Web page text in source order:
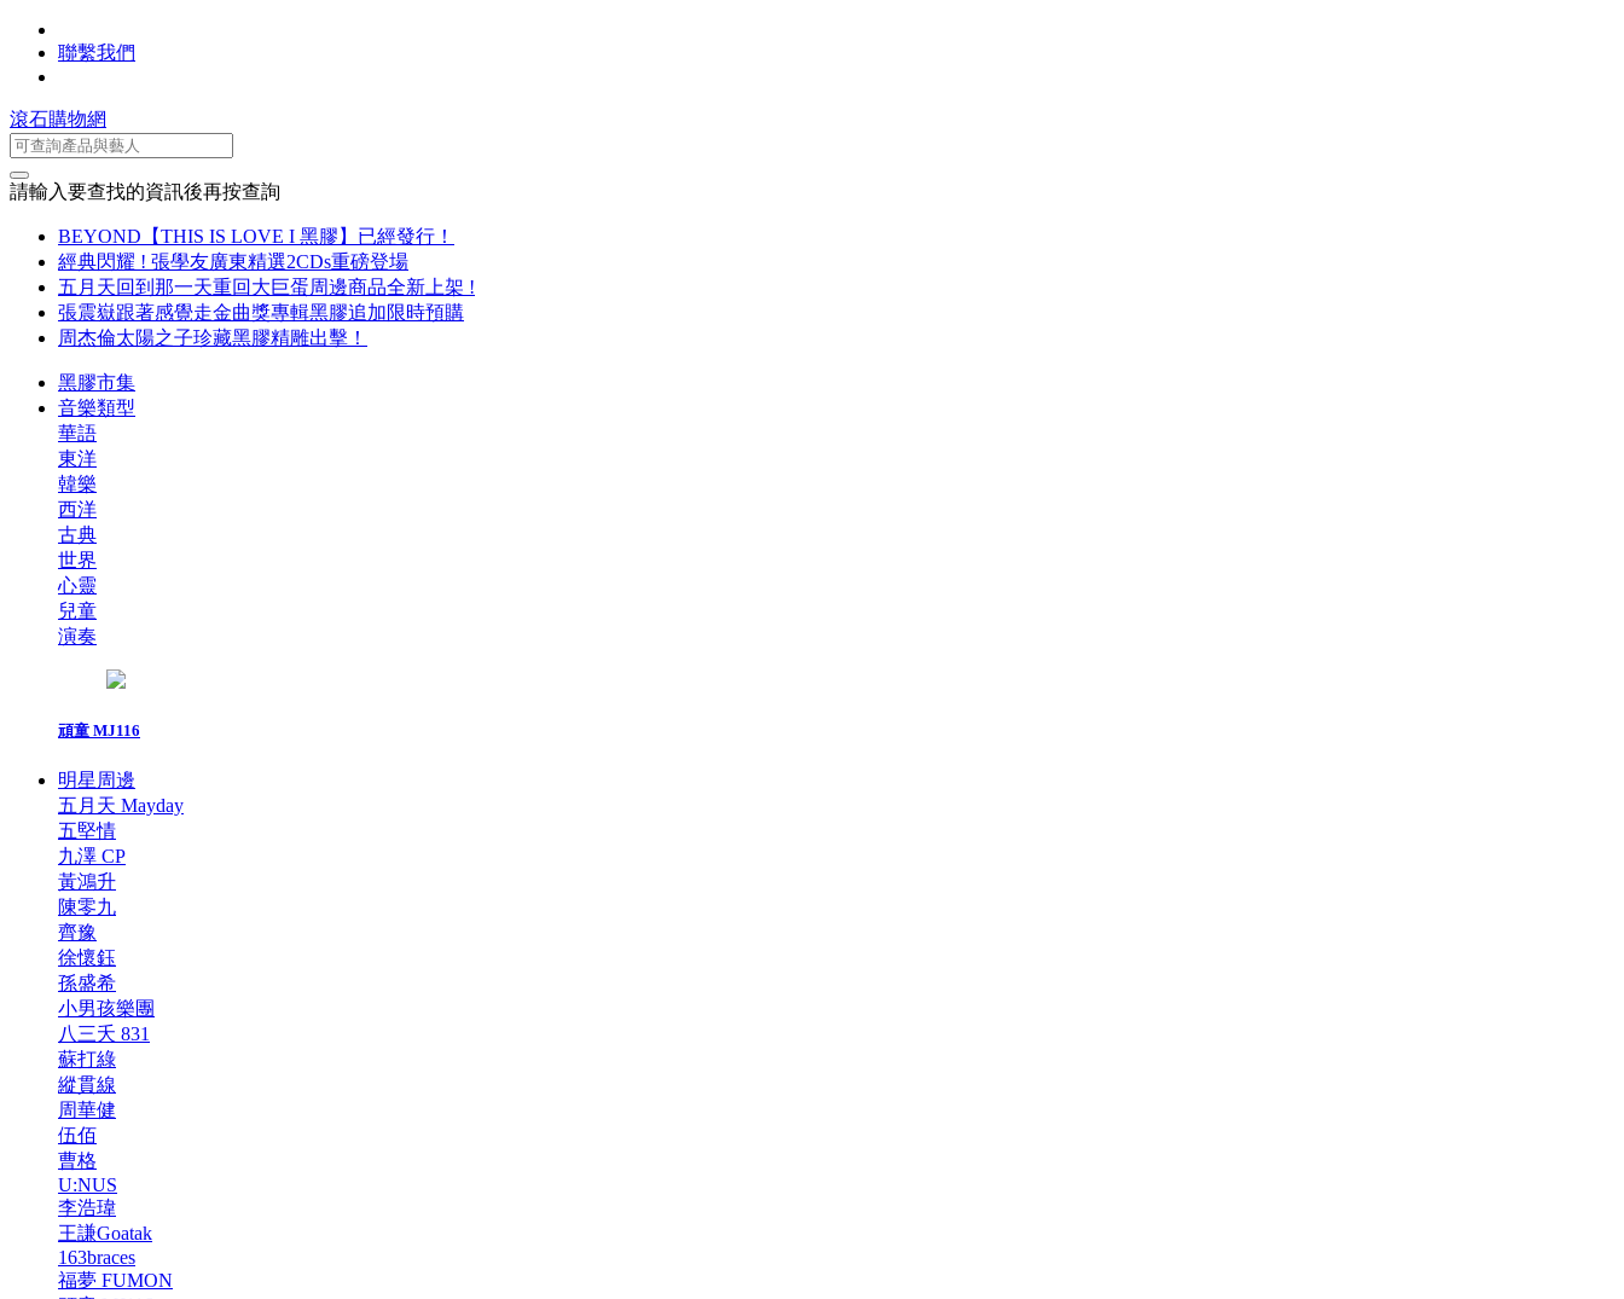
聯繫我們
滾石購物網
請輸入要查找的資訊後再按查詢
BEYOND【THIS IS LOVE I 黑膠】已經發行！
經典閃耀 ! 張學友廣東精選2CDs重磅登場
五月天回到那一天重回大巨蛋周邊商品全新上架 !
張震嶽跟著感覺走金曲獎專輯黑膠追加限時預購
周杰倫太陽之子珍藏黑膠精雕出擊！
黑膠市集
音樂類型
華語
東洋
韓樂
西洋
古典
世界
心靈
兒童
演奏
頑童 MJ116
明星周邊
五月天 Mayday
五堅情
九澤 CP
黃鴻升
陳零九
齊豫
徐懷鈺
孫盛希
小男孩樂團
八三夭 831
蘇打綠
縱貫線
周華健
伍佰
曹格
U:NUS
李浩瑋
王謙Goatak
163braces
福夢 FUMON